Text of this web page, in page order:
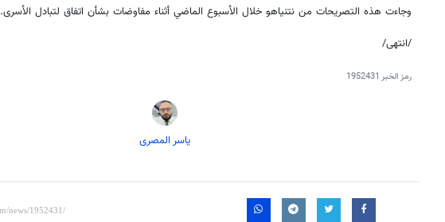
وجاءت هذه التصريحات من نتنياهو خلال الأسبوع الماضي أثناء مفاوضات بشأن اتفاق لتبادل الأسرى.
/انتهى/
رمز الخبر 1952431
یاسر المصری